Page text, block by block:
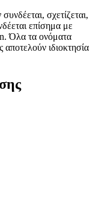
σχετίζεται,
επίσημα με
Όλα τα ονόματα
ιδιοκτησία